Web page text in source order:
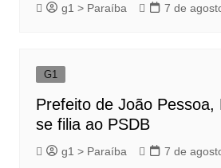
g1 > Paraíba 7 de
G1
Prefeito de João Pessoa,
se filia ao PSDB
g1 > Paraíba 7 de